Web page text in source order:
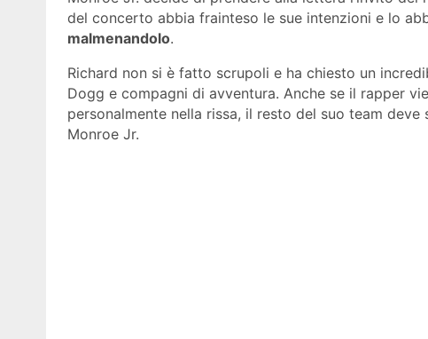
del concerto abbia frainteso le sue intenzioni e lo
malmenandolo.
Richard non si è fatto scrupoli e ha chiesto un
Dogg e compagni di avventura. Anche se il rapper
personalmente nella rissa, il resto del suo team
Monroe Jr.